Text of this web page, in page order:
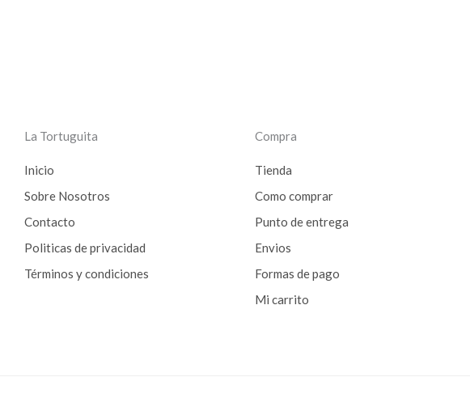
La Tortuguita
Inicio
Sobre Nosotros
Contacto
Politicas de privacidad
Términos y condiciones
Compra
Tienda
Como comprar
Punto de entrega
Envios
Formas de pago
Mi carrito